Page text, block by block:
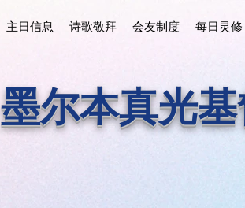
主日信息 诗歌敬拜 会友制度 每日灵修
墨尔本真光